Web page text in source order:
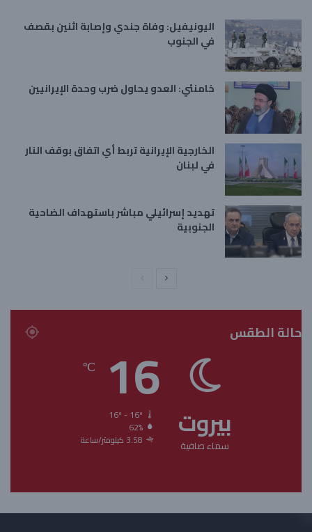
اليونيفيل: وفاة جندي وإصابة اثنين بقصف
في الجنوب
خامنئي: العدو يحاول ضرب وحدة الإيرانيين
الخارجية الإيرانية تربط أي اتفاق بوقف النار
في لبنان
تهديد إسرائيلي مباشر باستهداف الضاحية
الجنوبية
ة
ا
ل
س
ق
ة
ي
ة
حالة الطقس
بيروت
سماء صافية
16
℃
62%
3.58 كيلومتر/ساعة